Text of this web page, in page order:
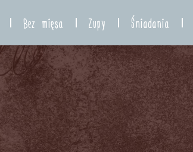
Bez mięsa Zupy Śniadania